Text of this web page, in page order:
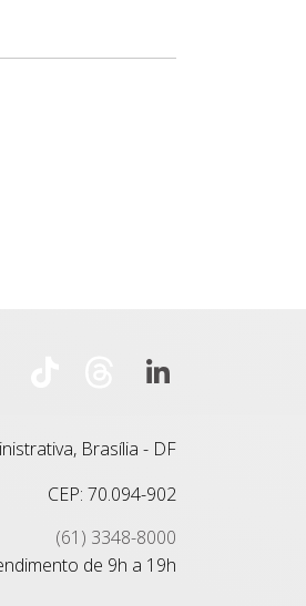
Brasília - DF
CEP: 70.094-902
(61) 3348-8000
de 9h a 19h